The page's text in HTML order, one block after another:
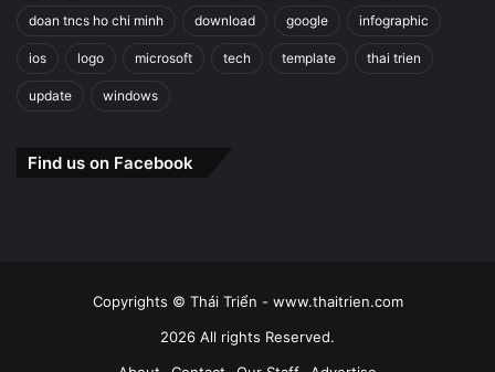
doan tncs ho chi minh download google infographic
ios logo microsoft tech template thai trien
update windows
Find us on Facebook
Copyrights © Thái Triển - www.thaitrien.com
2026 All rights Reserved.